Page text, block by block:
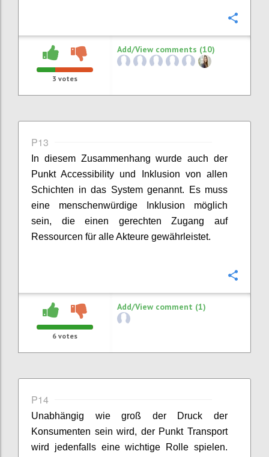
3 votes
Add/View comments (10)
P13
In diesem Zusammenhang wurde auch der
PunktAccessibility und Inklusion von allen
Schichten in das System genannt. Es muss
eine menschenwürdige Inklusion möglich
sein, dieeinen gerechtenZugang auf
Ressourcen für alle Akteure gewährleistet.
6 votes
Add/View comment (1)
P14
Unabhängig wie groß der Druck der
Konsumenten sein wird, der Punkt Transport
wird jedenfalls eine wichtige Rolle spielen.